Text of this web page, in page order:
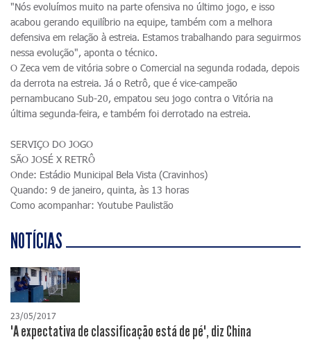
"Nós evoluímos muito na parte ofensiva no último jogo, e isso
acabou gerando equilíbrio na equipe, também com a melhora
defensiva em relação à estreia. Estamos trabalhando para seguirmos
nessa evolução", aponta o técnico.
O Zeca vem de vitória sobre o Comercial na segunda rodada, depois
da derrota na estreia. Já o Retrô, que é vice-campeão
pernambucano Sub-20, empatou seu jogo contra o Vitória na
última segunda-feira, e também foi derrotado na estreia.
SERVIÇO DO JOGO
SÃO JOSÉ X RETRÔ
Onde: Estádio Municipal Bela Vista (Cravinhos)
Quando: 9 de janeiro, quinta, às 13 horas
Como acompanhar: Youtube Paulistão
NOTÍCIAS
23/05/2017
"A expectativa de classificação está de pé", diz China